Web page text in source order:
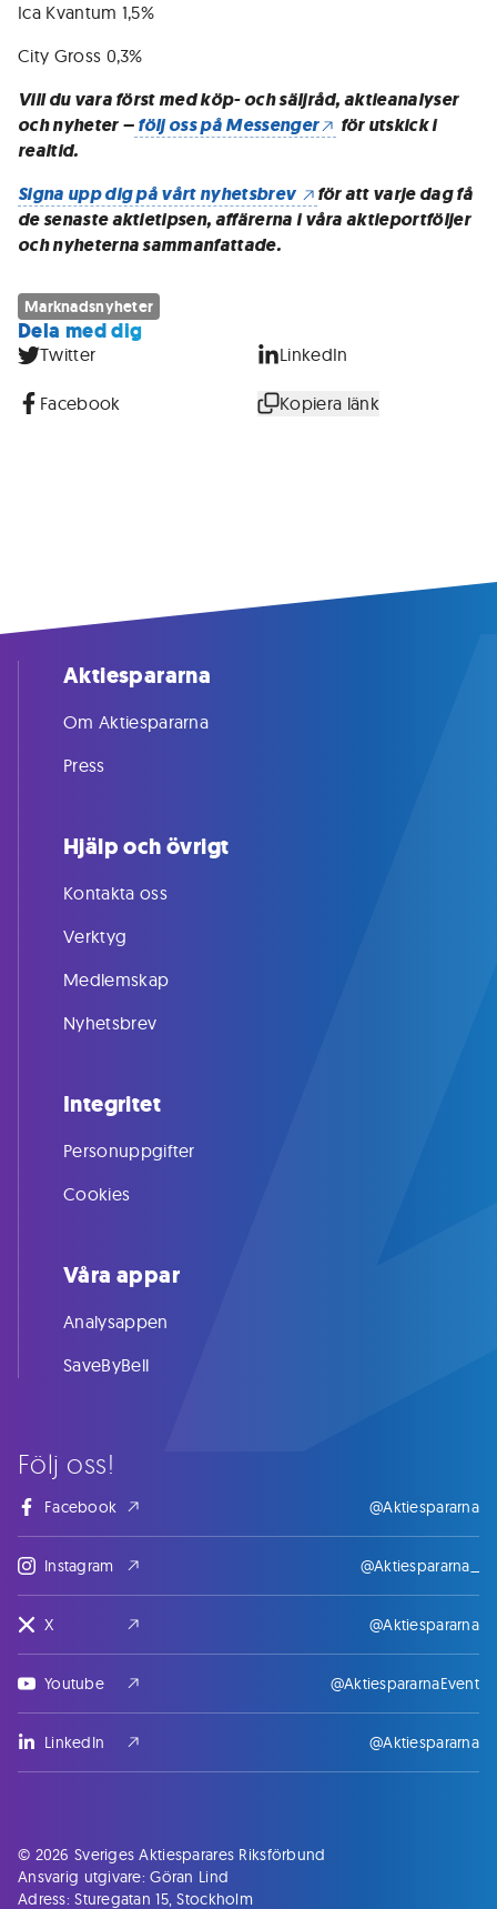
Ica Kvantum 1,5%
City Gross 0,3%
Vill du vara först med köp- och säljråd, aktieanalyser
och nyheter –följ oss på Messenger
för utskick i
realtid.
Signa upp dig på vårt nyhetsbrev
för att varje dag få
de senaste aktietipsen, affärerna i våra aktieportföljer
och nyheterna sammanfattade.
Marknadsnyheter
Dela med dig
Twitter LinkedIn
Facebook Kopiera länk
Följ oss!
Facebook @Aktiespararna
Instagram @Aktiespararna_
X @Aktiespararna
Youtube @AktiespararnaEvent
LinkedIn @Aktiespararna
Aktiespararna
Om Aktiespararna
Press
Hjälp och övrigt
Kontakta oss
Verktyg
Medlemskap
Nyhetsbrev
Integritet
Personuppgifter
Cookies
Våra appar
Analysappen
SaveByBell
© 2026 Sveriges Aktiesparares Riksförbund
Ansvarig utgivare: Göran Lind
Adress: Sturegatan 15, Stockholm